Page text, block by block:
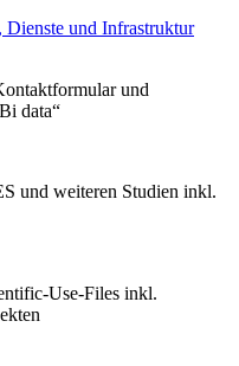
Dienste und Infrastruktur
und
data“
und weiteren Studien inkl.
Use-Files inkl.